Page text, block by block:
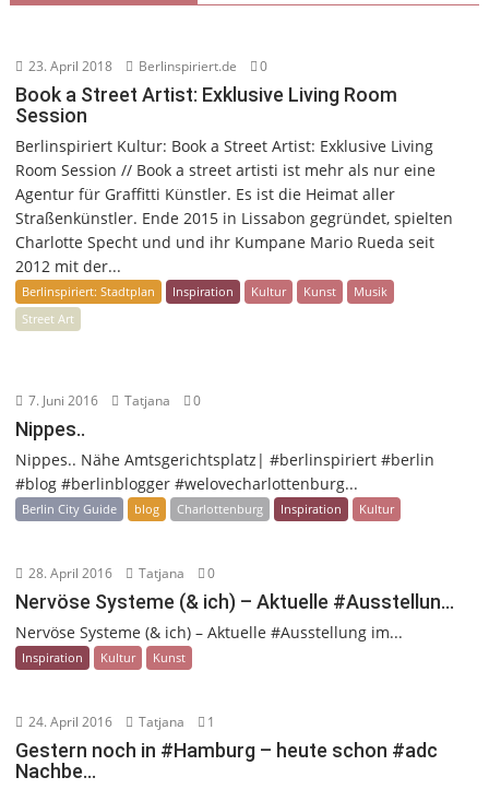
23. April 2018 Berlinspiriert.de 0
Book a Street Artist: Exklusive Living Room
Session
Berlinspiriert Kultur: Book a Street Artist: Exklusive Living
Room Session // Book a street artisti ist mehr als nur eine
Agentur für Graffitti Künstler. Es ist die Heimat aller
Straßenkünstler. Ende 2015 in Lissabon gegründet, spielten
Charlotte Specht und und ihr Kumpane Mario Rueda seit
2012 mit der...
Berlinspiriert: Stadtplan Inspiration Kultur Kunst
Musik
Street Art
7. Juni 2016 Tatjana 0
Nippes..
Nippes.. Nähe Amtsgerichtsplatz| #berlinspiriert #berlin
#blog #berlinblogger #welovecharlottenburg...
Berlin City Guide blog Charlottenburg Inspiration Kultur
28. April 2016 Tatjana 0
Nervöse Systeme (& ich) – Aktuelle #Ausstellun…
Nervöse Systeme (& ich) – Aktuelle #Ausstellung im...
Inspiration Kultur Kunst
24. April 2016 Tatjana 1
Gestern noch in #Hamburg – heute schon #adc
Nachbe…